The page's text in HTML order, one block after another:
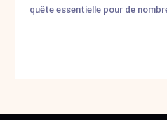
quête essentielle pour de